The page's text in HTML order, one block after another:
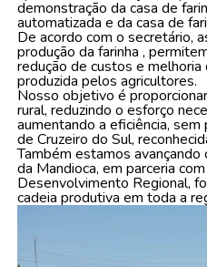
demonstração da casa de
automatizada e da casa de
De acordo com o secretário,
produção da farinha ,
redução de custos e melhoria
produzida pelos agricultores.
Nosso objetivo é
rural, reduzindo o esforço
aumentando a eficiência,
de Cruzeiro do Sul,
Também estamos
da Mandioca, em parceria
Desenvolvimento Regional,
cadeia produtiva em toda a